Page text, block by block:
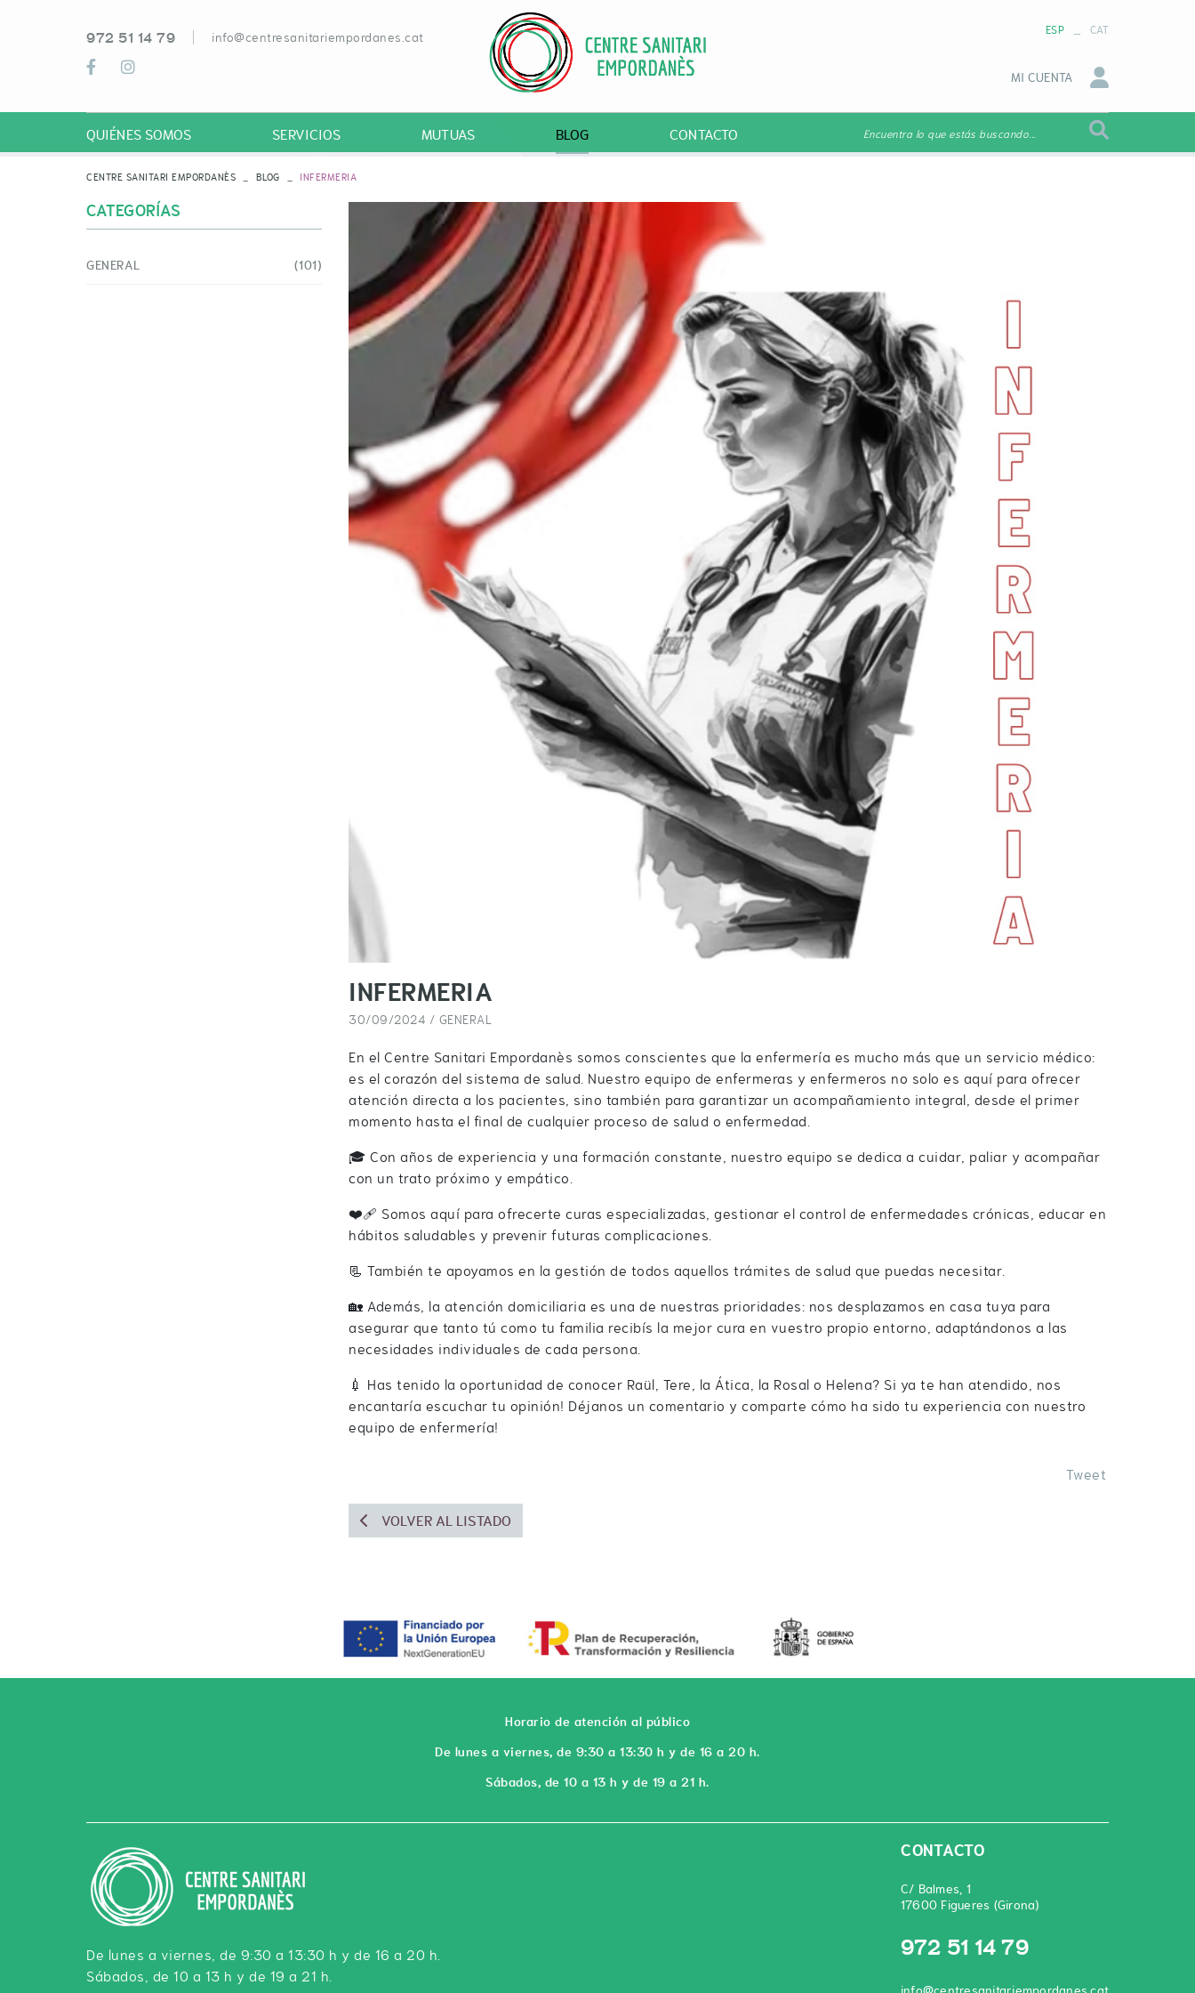
972 51 14 79 info@centresanitariempordanes.cat ESP _ CAT
MI CUENTA
QUIÉNES SOMOS SERVICIOS MUTUAS BLOG CONTACTO Encuentra lo que estás buscando...
CENTRE SANITARI EMPORDANÈS BLOG INFERMERIA
INFERMERIA
30/09/2024 / GENERAL
En el Centre Sanitari Empordanès somos conscientes que la enfermería es mucho más que un servicio médico:
es el corazón del sistema de salud. Nuestro equipo de enfermeras y enfermeros no solo es aquí para ofrecer
atención directa a los pacientes, sino también para garantizar un acompañamiento integral, desde el primer
momento hasta el final de cualquier proceso de salud o enfermedad.
🎓 Con años de experiencia y una formación constante, nuestro equipo se dedica a cuidar, paliar y acompañar
con un trato próximo y empático.
❤️‍🩹 Somos aquí para ofrecerte curas especializadas, gestionar el control de enfermedades crónicas, educar en
hábitos saludables y prevenir futuras complicaciones.
📃 También te apoyamos en la gestión de todos aquellos trámites de salud que puedas necesitar.
🏡 Además, la atención domiciliaria es una de nuestras prioridades: nos desplazamos en casa tuya para
asegurar que tanto tú como tu familia recibís la mejor cura en vuestro propio entorno, adaptándonos a las
necesidades individuales de cada persona.
💉 Has tenido la oportunidad de conocer Raül, Tere, la Ática, la Rosal o Helena? Si ya te han atendido, nos
encantaría escuchar tu opinión! Déjanos un comentario y comparte cómo ha sido tu experiencia con nuestro
equipo de enfermería!
Tweet
VOLVER AL LISTADO
CATEGORÍAS
GENERAL (101)
Horario de atención al público
De lunes a viernes, de 9:30 a 13:30 h y de 16 a 20 h.
Sábados, de 10 a 13 h y de 19 a 21 h.
De lunes a viernes, de 9:30 a 13:30 h y de 16 a 20 h.
Sábados, de 10 a 13 h y de 19 a 21 h.
CONTACTO
C/ Balmes, 1
17600 Figueres (Girona)
972 51 14 79